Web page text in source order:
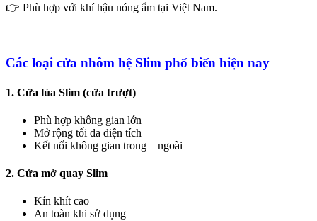
👉 Phù hợp với khí hậu nóng ẩm tại Việt Nam.
Các loại cửa nhôm hệ Slim phổ biến hiện nay
1. Cửa lùa Slim (cửa trượt)
Phù hợp không gian lớn
Mở rộng tối đa diện tích
Kết nối không gian trong – ngoài
2. Cửa mở quay Slim
Kín khít cao
An toàn khi sử dụng